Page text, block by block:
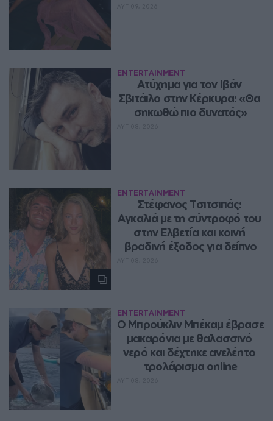
ENTERTAINMENT
Ατύχημα για τον Ιβάν
Σβιτάιλο στην Κέρκυρα: «Θα
σηκωθώ πιο δυνατός»
ENTERTAINMENT
Στέφανος Τσιτσιπάς:
Αγκαλιά με τη σύντροφό του
στην Ελβετία και κοινή
βραδινή έξοδος για δείπνο
ENTERTAINMENT
Ο Μπρούκλιν Μπέκαμ έβρασε
μακαρόνια με θαλασσινό
νερό και δέχτηκε ανελέητο
τρολάρισμα online